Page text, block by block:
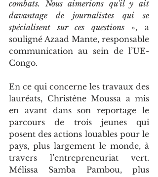
combats. Nous aimerions qu'il y ait
davantage de journalistes qui se
spécialisent sur ces questions », a
souligné Azaad Mante, responsable
communication au sein de l’UE-
Congo.
En ce qui concerne les travaux des
lauréats, Christène Moussa a mis
en avant dans son reportage le
parcours de trois jeunes qui
posent des actions louables pour le
pays, plus largement le monde, à
travers l’entrepreneuriat vert.
Mélissa Samba Pambou, plus